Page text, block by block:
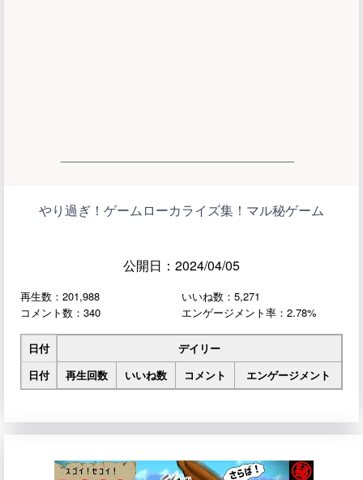
やり過ぎ！ゲームローカライズ集！マル秘ゲーム
公開日：2024/04/05
再生数：201,988
いいね数：5,271
コメント数：340
エンゲージメント率：2.78%
日付
デイリー
日付
再生回数 いいね数 コメント エンゲージメント